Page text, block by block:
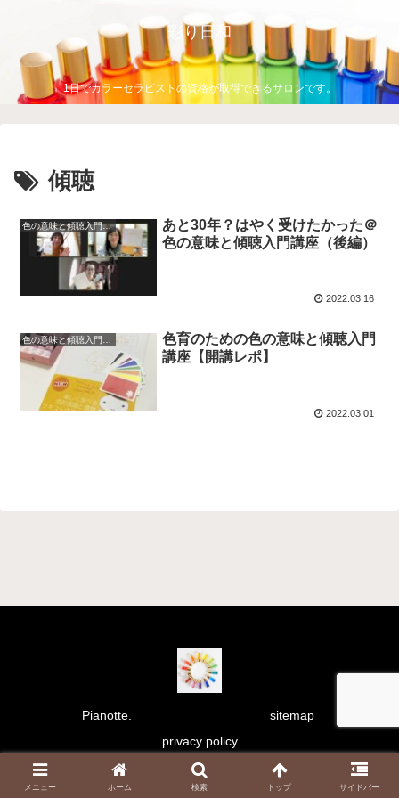
彩り日和
1日でカラーセラピストの資格が取得できるサロンです。
傾聴
色の意味と傾聴入門講座
あと30年？はやく受けたかった＠
色の意味と傾聴入門講座（後編）
2022.03.16
色の意味と傾聴入門講座
色育のための色の意味と傾聴入門
講座【開講レポ】
2022.03.01
Pianotte.
sitemap
privacy policy
Copyright © 2021 彩り日和 All Rights Reserved.
メニュー ホーム 検索 トップ サイドバー